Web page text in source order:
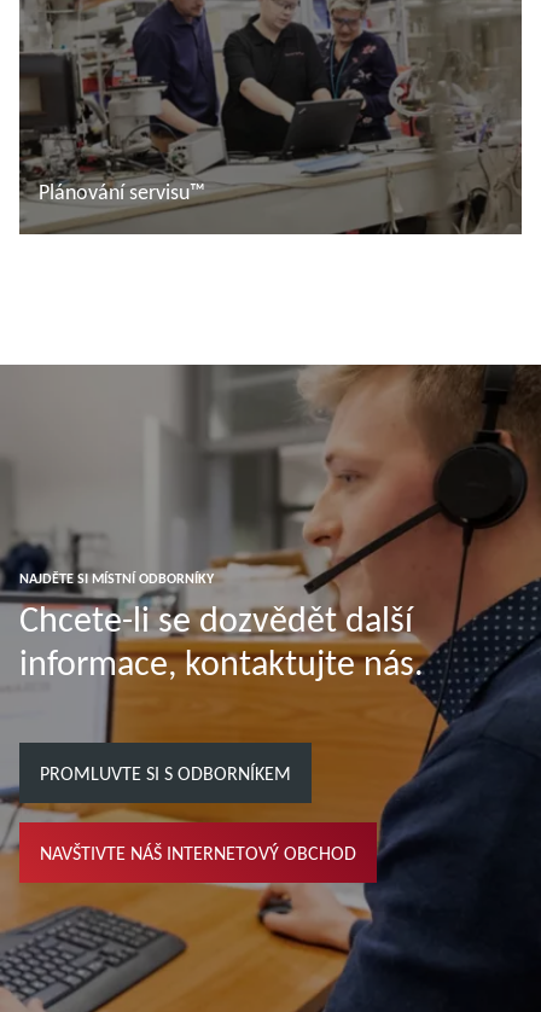
Plánování servisu™
NAJDĚTE SI MÍSTNÍ ODBORNÍKY
Chcete-li se dozvědět další
informace, kontaktujte nás.
PROMLUVTE SI S ODBORNÍKEM
NAVŠTIVTE NÁŠ INTERNETOVÝ OBCHOD